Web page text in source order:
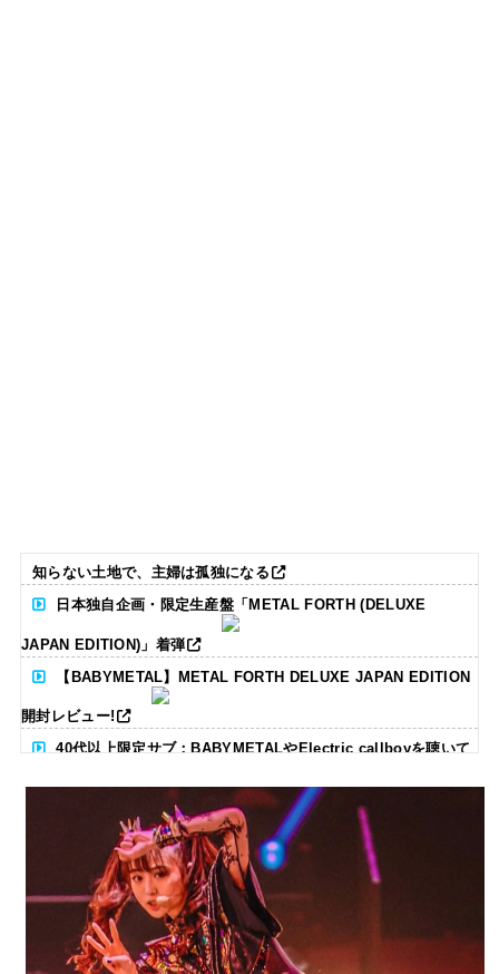
知らない土地で、主婦は孤独になる
日本独自企画・限定生産盤「METAL FORTH (DELUXE
JAPAN EDITION)」着弾
【BABYMETAL】METAL FORTH DELUXE JAPAN EDITION
開封レビュー!
40代以上限定サブ：BABYMETALやElectric callboyを聴いて
る人いる？ 【海外の反応】
BABYMETAL「CANNONBALL外伝」グッズ販売決定
タワーレコード新宿店にてBABYMETALのパネル展が開催中
Powered by livedoor 相互RSS